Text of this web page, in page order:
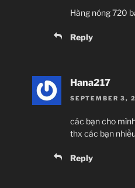
Hàng nóng 720
Reply
Hana217
SEPTEMBER 3,
các bạn cho
thx các bạn nhiều
Reply